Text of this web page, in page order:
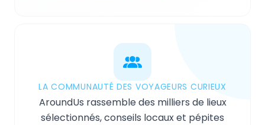
LA COMMUNAUTÉ DES VOYAGEURS CURIEUX
AroundUs rassemble des milliers de lieux
sélectionnés, conseils locaux et pépites